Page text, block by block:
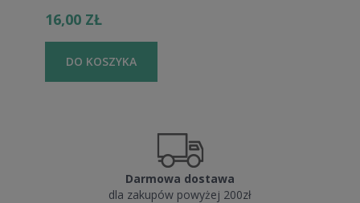
16,00 ZŁ
DO KOSZYKA
Darmowa dostawa
dla zakupów powyżej 200zł